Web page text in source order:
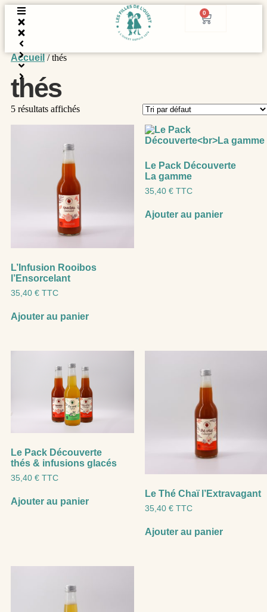
0
Accueil / thés
thés
5 résultats affichés
L’Infusion Rooibos
l’Ensorcelant
35,40 € TTC
Ajouter au panier
Le Pack Découverte
La gamme
35,40 €TTC
Ajouter au panier
Le Pack Découverte
thés & infusions glacés
35,40 € TTC
Ajouter au panier
Le Thé Chaï l’Extravagant
35,40 €TTC
Ajouter au panier